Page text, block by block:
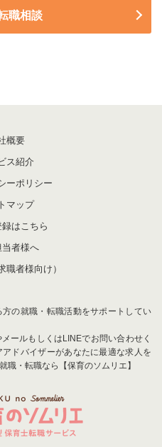
職相談
概要
ス紹介
ーポリシー
マップ
はこちら
者様へ
職者様向け）
の就職・転職活動をサポートしてい
ールもしくはLINEでお問い合わせく
ドバイザーがあなたに最適な求人を
職・転職なら【保育のソムリエ】